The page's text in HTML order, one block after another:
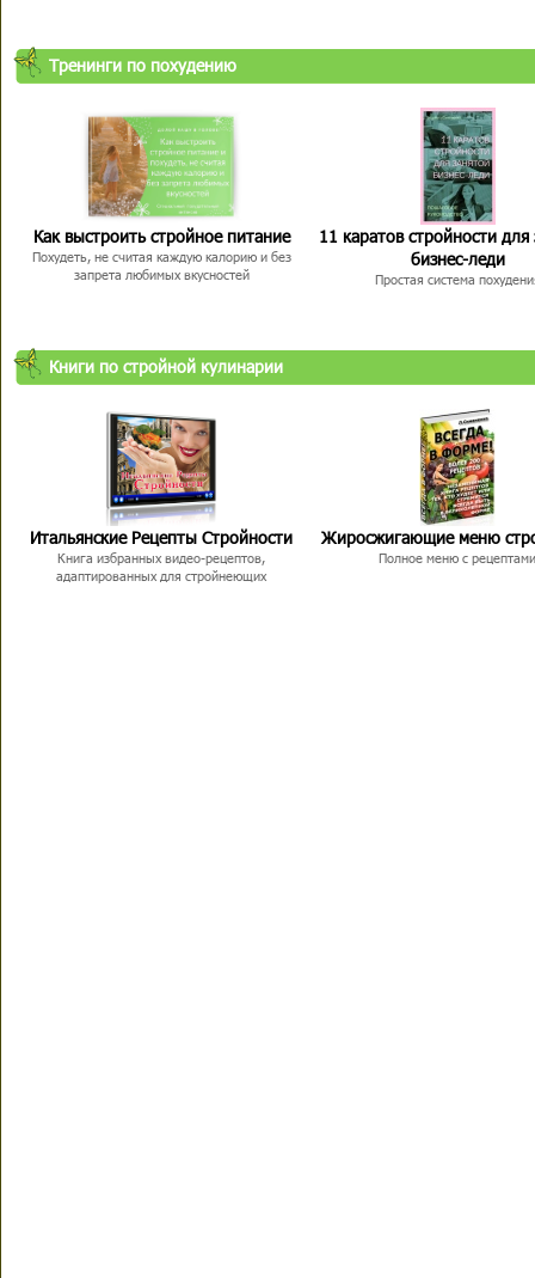
Тренинги по похудению
Как выстроить стройное питание
Похудеть, не считая каждую калорию и без
запрета любимых вкусностей
11 каратов стройности для
бизнес-леди
Простая система
Книги по стройной кулинарии
Итальянские Рецепты Стройности
Книга избранных видео-рецептов,
адаптированных для стройнеющих
Жиросжигающие меню
Полное меню с рецептами